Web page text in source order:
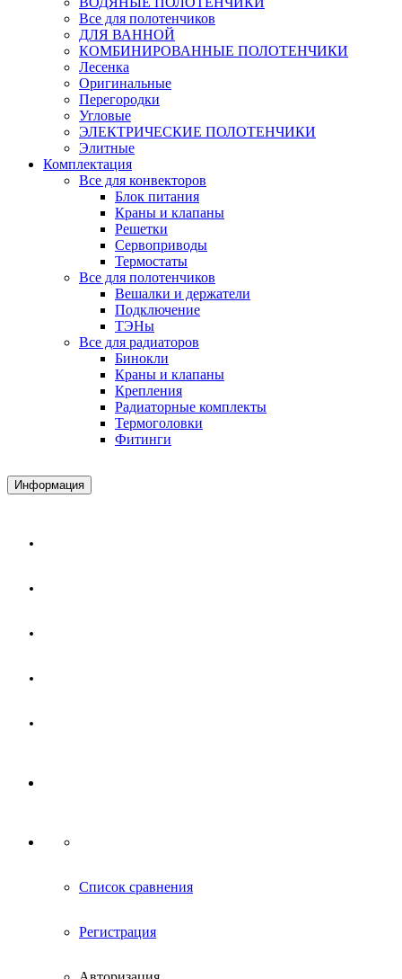
Все для полотенчиков
ДЛЯ ВАННОЙ
КОМБИНИРОВАННЫЕ ПОЛОТЕНЧИКИ
Лесенка
Оригинальные
Перегородки
Угловые
ЭЛЕКТРИЧЕСКИЕ ПОЛОТЕНЧИКИ
Элитные
Комплектация
Все для конвекторов
Блок питания
Краны и клапаны
Решетки
Сервоприводы
Термостаты
Все для полотенчиков
Вешалки и держатели
Подключение
ТЭНы
Все для радиаторов
Бинокли
Краны и клапаны
Крепления
Радиаторные комплекты
Термоголовки
Фитинги
Информация
Список сравнения
Регистрация